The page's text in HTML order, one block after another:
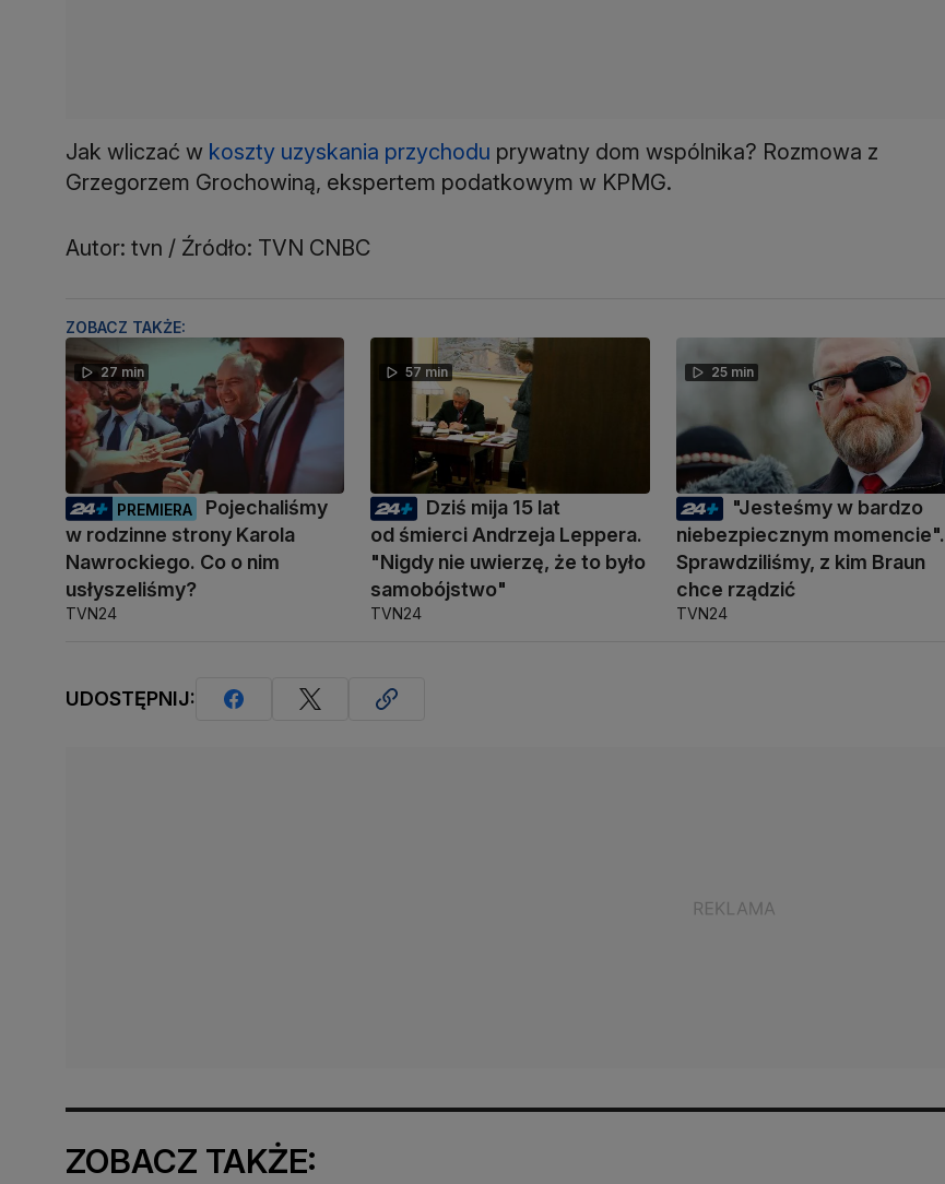
Jak wliczać w koszty uzyskania przychodu prywatny dom wspólnika? Rozmowa z
Grzegorzem Grochowiną, ekspertem podatkowym w KPMG.
Autor: tvn / Źródło: TVN CNBC
ZOBACZ TAKŻE:
27 min
PREMIERA
Pojechaliśmy
w rodzinne strony Karola
Nawrockiego. Co o nim
usłyszeliśmy?
TVN24
57 min
Dziś mija 15 lat
od śmierci Andrzeja Leppera.
"Nigdy nie uwierzę, że to było
samobójstwo"
TVN24
25 min
"Jesteśmy w bardzo
niebezpiecznym momencie".
Sprawdziliśmy, z kim Braun
chce rządzić
TVN24
UDOSTĘPNIJ:
ZOBACZ TAKŻE: